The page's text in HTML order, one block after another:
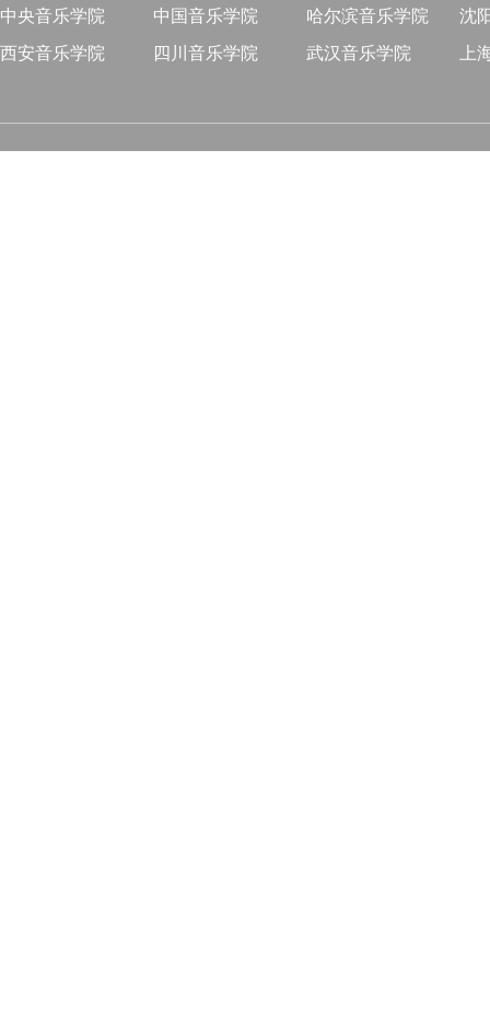
中央音乐学院 中国音乐学院 哈尔滨音乐学院
沈
西安音乐学院
四川音乐学院 武汉音乐学院 上